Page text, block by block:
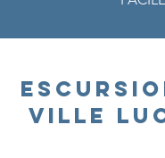
VILLE